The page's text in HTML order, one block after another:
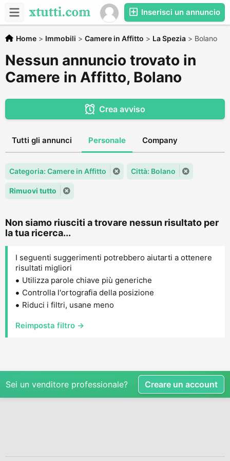
Inserisci un annuncio
Home > Immobili > Camere in Affitto > La Spezia > Bolano
Nessun annuncio trovato in
Camere in Affitto, Bolano
Crea avviso
Tutti gli annunci Personale Company
Categoria: Camere in Affitto Città: Bolano
Rimuovi tutto
Non siamo riusciti a trovare nessun risultato per
la tua ricerca...
I seguenti suggerimenti potrebbero aiutarti a ottenere
risultati migliori
Utilizza parole chiave più generiche
Controlla l'ortografia della posizione
Riduci i filtri, usane meno
Reimposta filtro →
Sei un venditore professionale? Creare un account